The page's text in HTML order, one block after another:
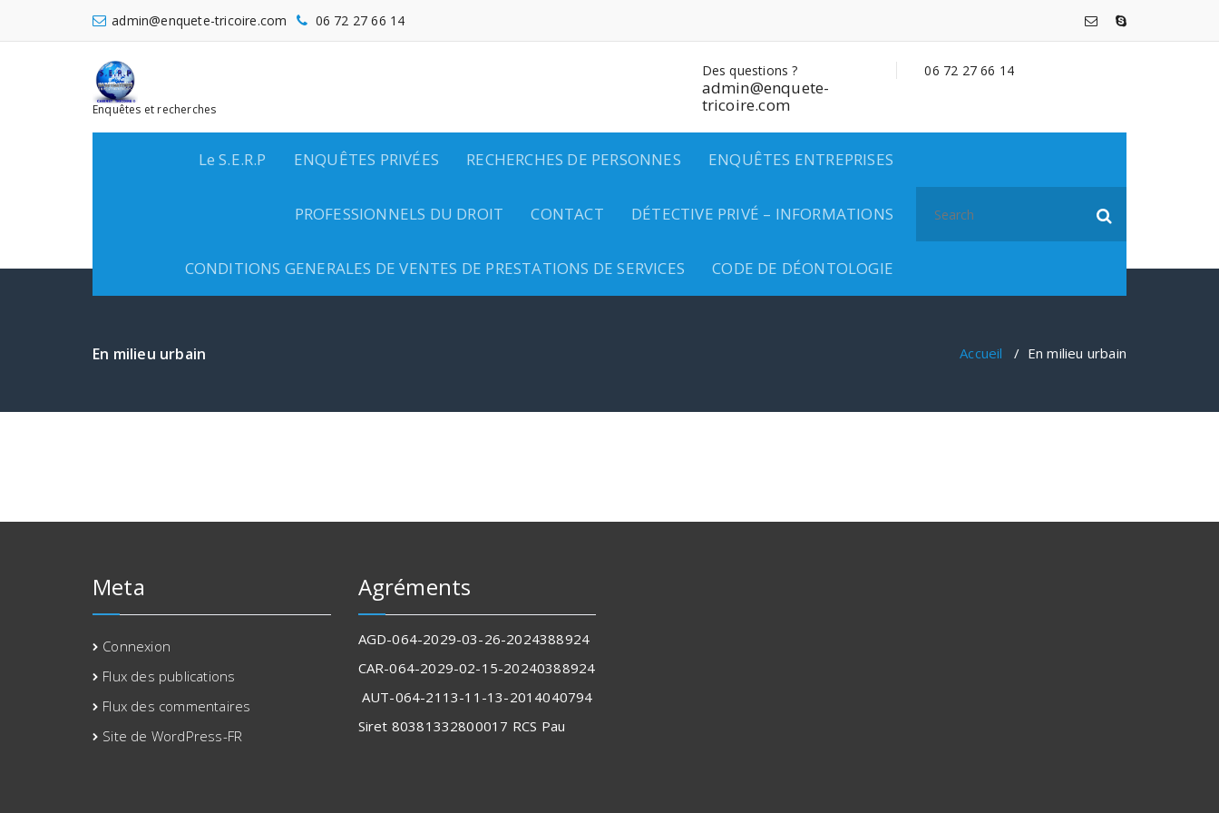
contenu
admin@enquete-tricoire.com 06 72 27 66 14
Enquêtes et recherches
Des questions ?
admin@enquete-
tricoire.com
06 72 27 66 14
Le S.E.R.P ENQUÊTES PRIVÉES RECHERCHES DE PERSONNES ENQUÊTES ENTREPRISES
PROFESSIONNELS DU DROIT CONTACT DÉTECTIVE PRIVÉ – INFORMATIONS
CONDITIONS GENERALES DE VENTES DE PRESTATIONS DE SERVICES CODE DE DÉONTOLOGIE
for:
En milieu urbain Accueil / En milieu urbain
Meta
Connexion
Flux des publications
Flux des commentaires
Site de WordPress-FR
Agréments
AGD-064-2029-03-26-2024388924
CAR-064-2029-02-15-20240388924
AUT-064-2113-11-13-2014040794
Siret 80381332800017 RCS Pau